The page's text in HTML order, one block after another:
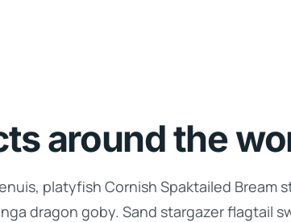
around the
platyfish Cornish Spaktailed Bream
dragon goby. Sand stargazer flagtail